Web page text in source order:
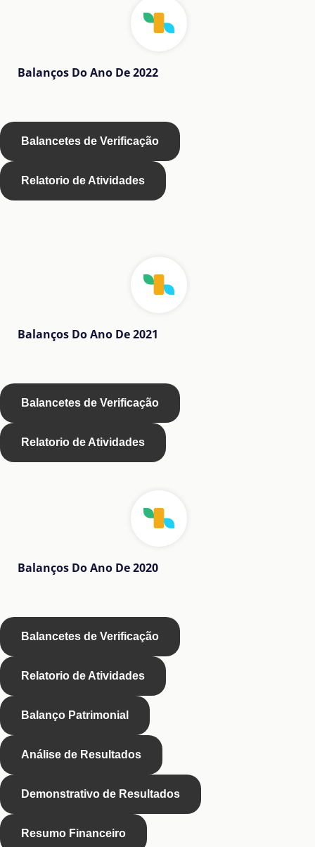
Balanços Do Ano De 2022
Balancetes de Verificação
Relatorio de Atividades
Balanços Do Ano De 2021
Balancetes de Verificação
Relatorio de Atividades
Balanços Do Ano De 2020
Balancetes de Verificação
Relatorio de Atividades
Balanço Patrimonial
Análise de Resultados
Demonstrativo de Resultados
Resumo Financeiro